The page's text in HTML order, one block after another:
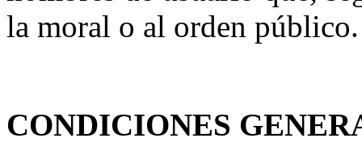
la moral o al orden público.
CONDICIONES